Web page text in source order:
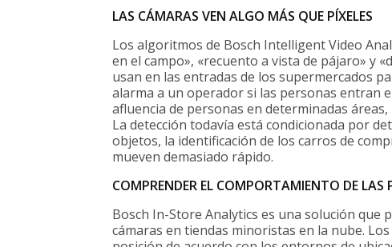
LAS CÁMARAS VEN ALGO MÁS QUE PÍXELES
Los algoritmos de Bosch Intelligent Video
en el campo», «recuento a vista de pájaro» y
usan en las entradas de los supermercados
alarma a un operador si las personas entran
afluencia de personas en determinadas
La detección todavía está condicionada por
objetos, la identificación de los carros de
mueven demasiado rápido.
COMPRENDER EL COMPORTAMIENTO DE LAS
Bosch In-Store Analytics es una solución que
cámaras en tiendas minoristas en la nube.